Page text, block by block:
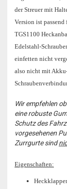
der Streuer mit
Version ist
TGS1100
Edelstahl-
einfetten nicht
also nicht mit
Wir empfehlen
eine robuste
Schutz des
vorgesehenen
Zurrgurte sind
Eigenschaften: